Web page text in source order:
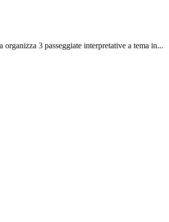
3 passeggiate interpretative a tema in...